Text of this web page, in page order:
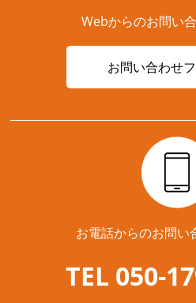
Webからのお問い
お問い合わせ
お電話からのお問い
TEL 050-